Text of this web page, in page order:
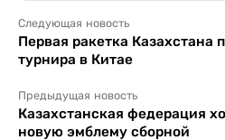
Следующая новость
Первая ракетка Казахстана
турнира в Китае
Предыдущая новость
Казахстанская федерация
новую эмблему сборной